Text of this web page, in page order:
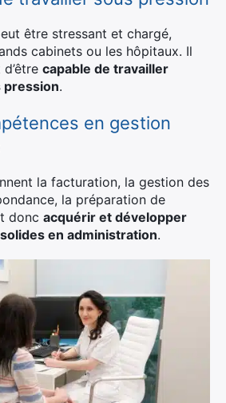
être stressant et chargé,
cabinets ou les hôpitaux. Il
capable de travailler
pression.
en gestion
la facturation, la gestion des
la préparation de
donc acquérir et développer
en administration.